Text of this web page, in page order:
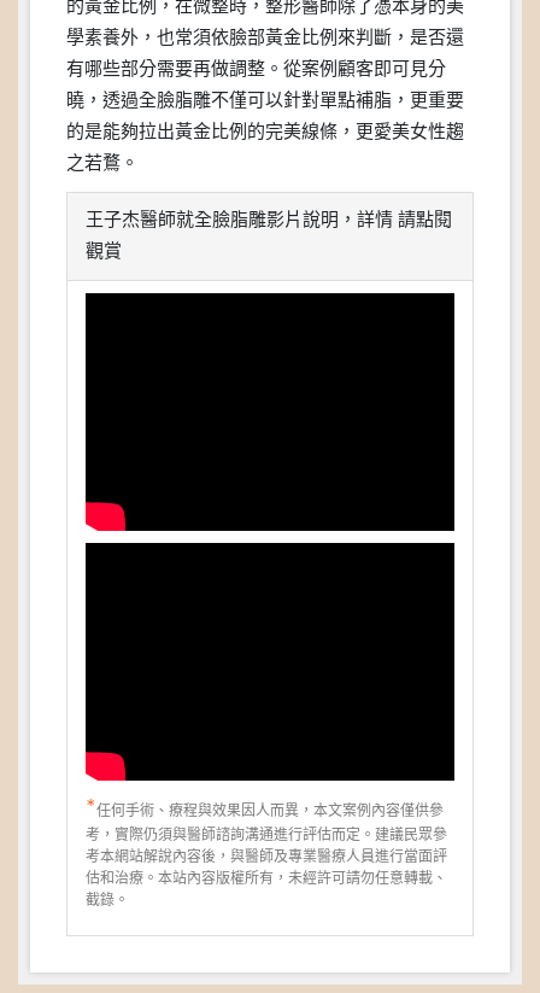
的黃金比例，在微整時，整形醫師除了憑本身的美
學素養外，也常須依臉部黃金比例來判斷，是否還
有哪些部分需要再做調整。從案例顧客即可見分
曉，透過全臉脂雕不僅可以針對單點補脂，更重要
的是能夠拉出黃金比例的完美線條，更愛美女性趨
之若鶩。
王子杰醫師就全臉脂雕影片說明，詳情 請點閱
觀賞
*任何手術、療程與效果因人而異，本文案例內容僅供參
考，實際仍須與醫師諮詢溝通進行評估而定。建議民眾參
考本網站解說內容後，與醫師及專業醫療人員進行當面評
估和治療。本站內容版權所有，未經許可請勿任意轉載、
截錄。